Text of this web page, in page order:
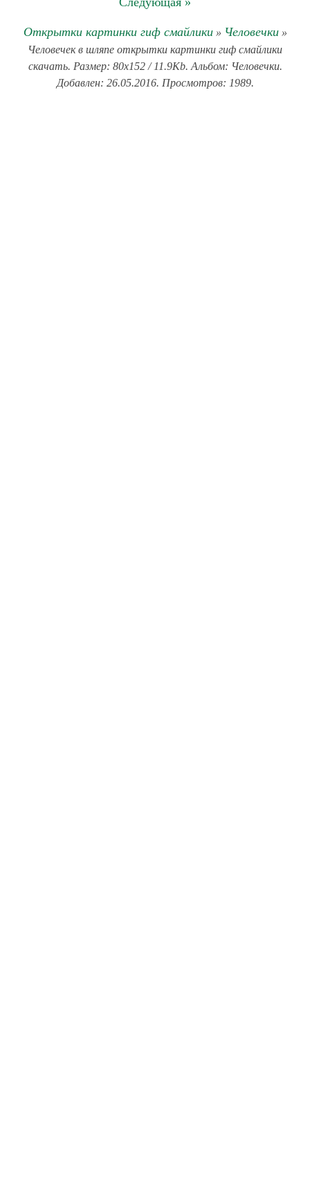
Открытки картинки гиф смайлики» Человечки»
Человечек в шляпе открытки картинки гиф смайлики
скачать. Размер: 80x152 / 11.9Kb. Альбом: Человечки.
Добавлен: 26.05.2016. Просмотров: 1989.